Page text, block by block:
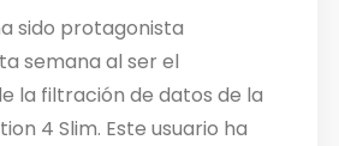
sido protagonista
semana al ser el
la filtración de datos de la
4 Slim. Este usuario ha